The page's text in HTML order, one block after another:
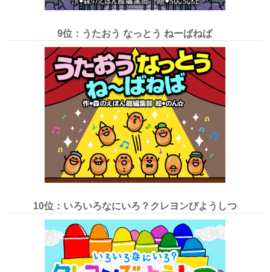
9位：うたおう なっとう ねーばねば
10位：いろいろなにいろ？クレヨンびようしつ